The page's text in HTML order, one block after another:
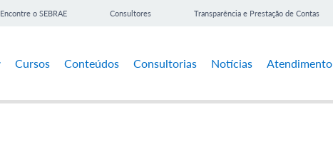
Encontre o SEBRAE Consultores Transparência e Prestação de Contas
Cursos Conteúdos Consultorias Notícias Atendimento